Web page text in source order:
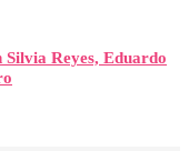
Silvia Reyes, Eduardo